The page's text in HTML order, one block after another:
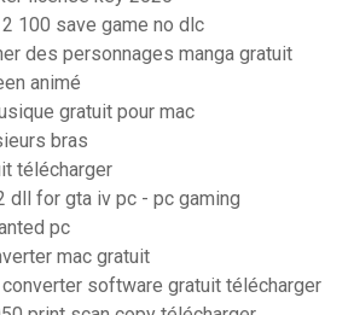
100 save game no dlc
des personnages manga gratuit
animé
gratuit pour mac
bras
télécharger
dll for gta iv pc - pc gaming
pc
mac gratuit
software gratuit télécharger